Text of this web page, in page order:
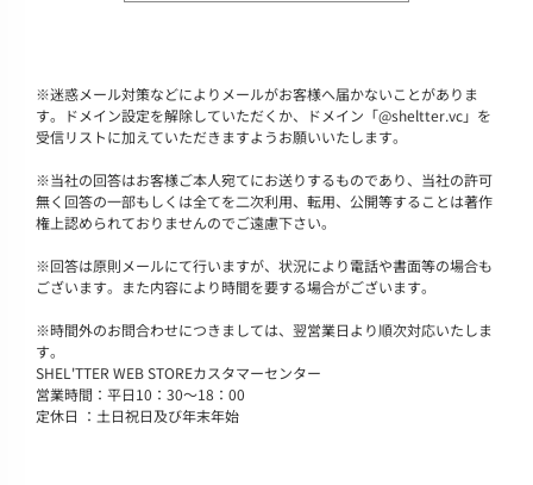
※迷惑メール対策などによりメールがお客様へ届かないことがありま
す。ドメイン設定を解除していただくか、ドメイン「@sheltter.vc」を
受信リストに加えていただきますようお願いいたします。
※当社の回答はお客様ご本人宛てにお送りするものであり、当社の許可
無く回答の一部もしくは全てを二次利用、転用、公開等することは著作
権上認められておりませんのでご遠慮下さい。
※回答は原則メールにて行いますが、状況により電話や書面等の場合も
ございます。また内容により時間を要する場合がございます。
※時間外のお問合わせにつきましては、翌営業日より順次対応いたしま
す。
SHEL'TTER WEB STOREカスタマーセンター
営業時間：平日10：30～18：00
定休日 ：土日祝日及び年末年始